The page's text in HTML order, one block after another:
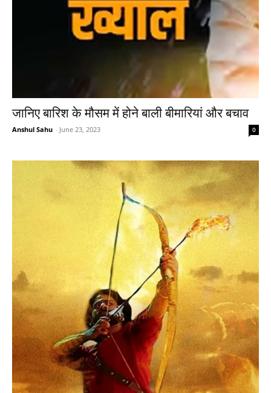
जानिए बारिश के मौसम में होने बाली बीमारियां और बचाव
Anshul Sahu - June 23, 2023 0